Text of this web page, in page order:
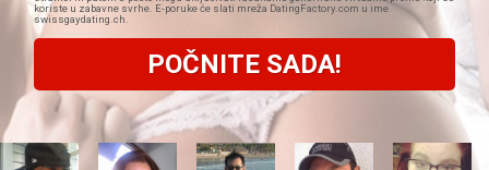
koriste u zabavne svrhe. E-poruke će slati mreža DatingFactory.com u ime
swissgaydating.ch.